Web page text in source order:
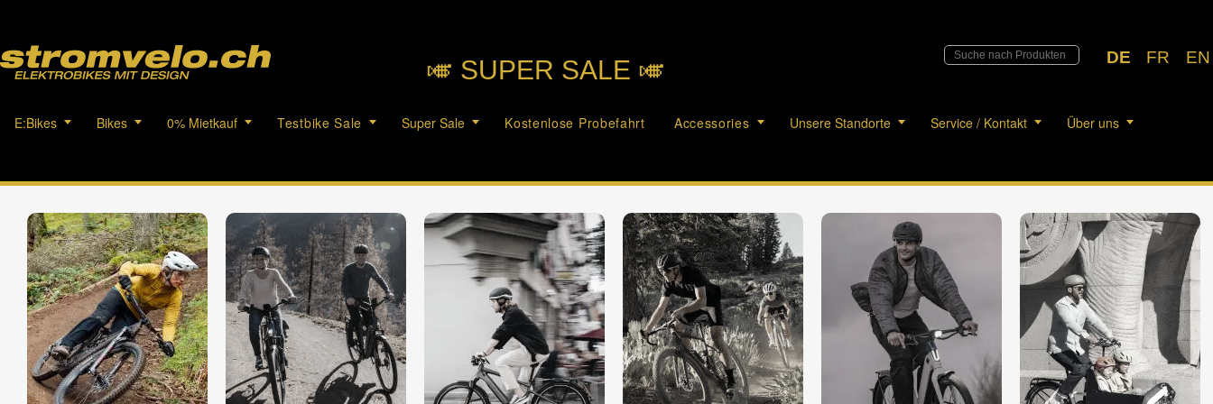
DE FR EN
🎺︎ SUPER SALE 🎺︎
E:Bikes Bikes 0% Mietkauf Testbike Sale Super Sale Kostenlose Probefahrt Accessories Unsere Standorte Service / Kontakt Über uns